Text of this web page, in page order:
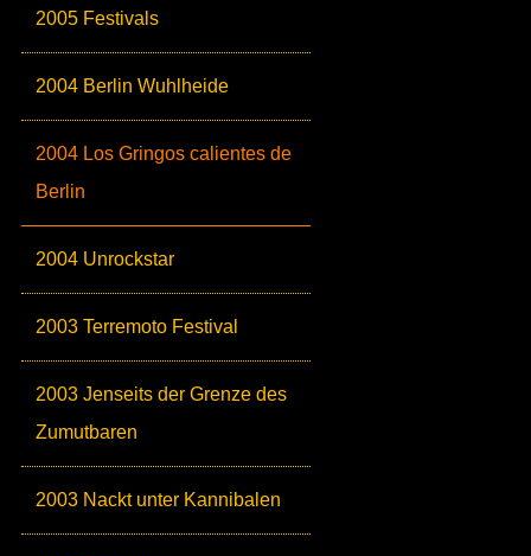
2005 Festivals
2004 Berlin Wuhlheide
2004 Los Gringos calientes de
Berlin
2004 Unrockstar
2003 Terremoto Festival
2003 Jenseits der Grenze des
Zumutbaren
2003 Nackt unter Kannibalen